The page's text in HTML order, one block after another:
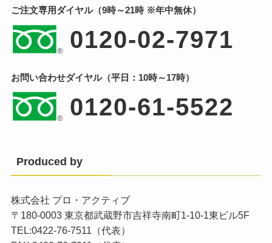
ご注文専用ダイヤル（9時～21時 ※年中無休）
0120-02-7971
お問い合わせダイヤル（平日：10時～17時）
0120-61-5522
Produced by
株式会社 プロ・アクティブ
〒180-0003 東京都武蔵野市吉祥寺南町1-10-1東ビル5F
TEL:0422-76-7511（代表）